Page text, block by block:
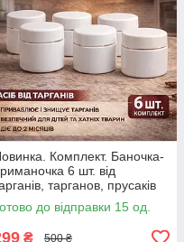
Комплект. Баночка-
6 шт. від
тарганов, прусаків
мурах Сеньйор Тарганів 6
до відправки 15 од.
₴ 500 ₴